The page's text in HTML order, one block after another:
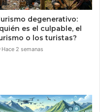
degenerativo:
es el culpable, el
o los turistas?
Hace 2 semanas